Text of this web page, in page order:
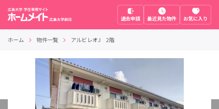
退去申請 最近見た物件 お気に入り
ホーム 物件一覧 アルビレオJ 2階